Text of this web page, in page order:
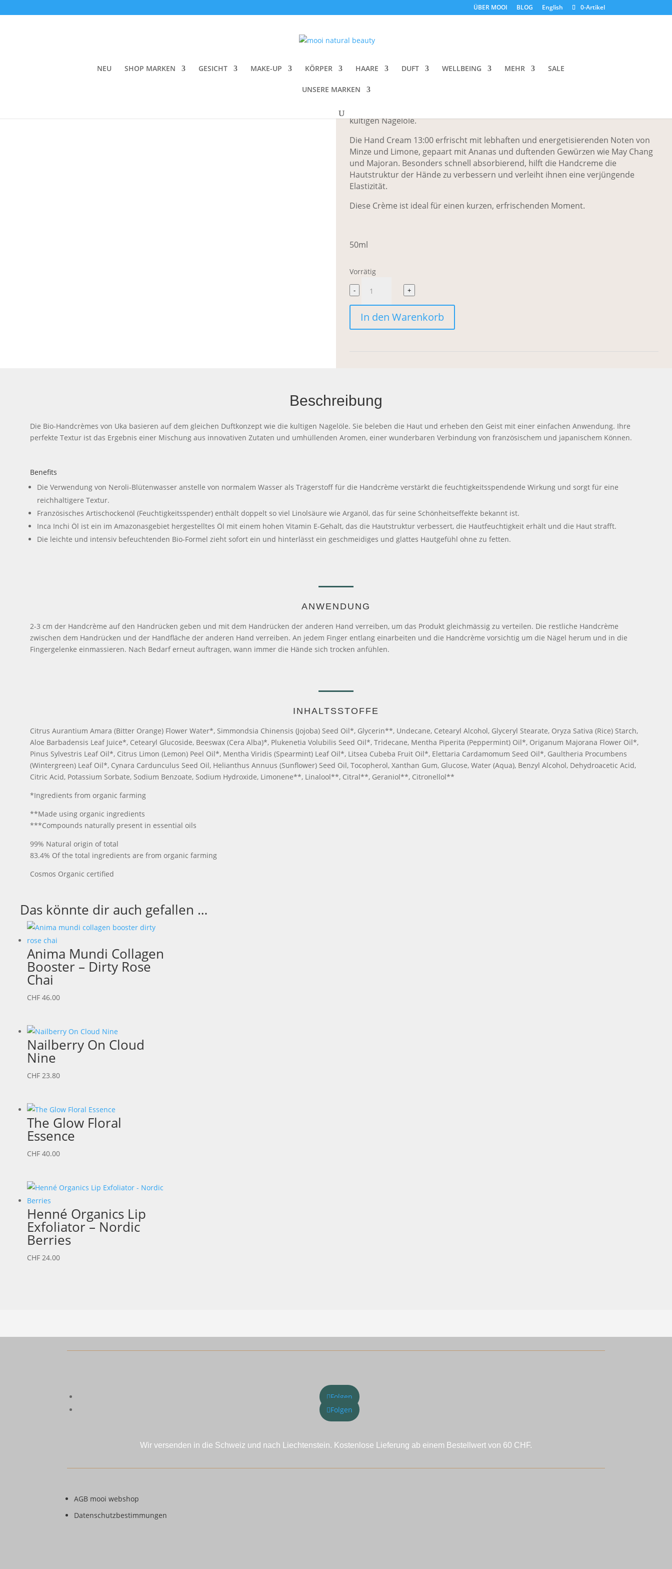
ÜBER MOOI BLOG English 0-Artikel
NEU SHOP MARKEN GESICHT MAKE-UP KÖRPER HAARE DUFT WELLBEING MEHR SALE
UNSERE MARKEN
uka Hand Cream 13:00
kultigen Nagelöle.
Die Hand Cream 13:00 erfrischt mit lebhaften und energetisierenden Noten von
Minze und Limone, gepaart mit Ananas und duftenden Gewürzen wie May Chang
und Majoran. Besonders schnell absorbierend, hilft die Handcreme die
Hautstruktur der Hände zu verbessern und verleiht ihnen eine verjüngende
Elastizität.
Diese Crème ist ideal für einen kurzen, erfrischenden Moment.
50ml
Vorrätig
uka
Hand
Cream
- +
In den Warenkorb
Beschreibung
Die Bio-Handcrèmes von Uka basieren auf dem gleichen Duftkonzept wie die kultigen Nagelöle. Sie beleben die Haut und erheben den Geist mit einer einfachen Anwendung. Ihre
perfekte Textur ist das Ergebnis einer Mischung aus innovativen Zutaten und umhüllenden Aromen, einer wunderbaren Verbindung von französischem und japanischem Können.
Benefits
Die Verwendung von Neroli-Blütenwasser anstelle von normalem Wasser als Trägerstoff für die Handcrème verstärkt die feuchtigkeitsspendende Wirkung und sorgt für eine
reichhaltigere Textur.
Französisches Artischockenöl (Feuchtigkeitsspender) enthält doppelt so viel Linolsäure wie Arganöl, das für seine Schönheitseffekte bekannt ist.
Inca Inchi Öl ist ein im Amazonasgebiet hergestelltes Öl mit einem hohen Vitamin E-Gehalt, das die Hautstruktur verbessert, die Hautfeuchtigkeit erhält und die Haut strafft.
Die leichte und intensiv befeuchtenden Bio-Formel zieht sofort ein und hinterlässt ein geschmeidiges und glattes Hautgefühl ohne zu fetten.
ANWENDUNG
2-3 cm der Handcrème auf den Handrücken geben und mit dem Handrücken der anderen Hand verreiben, um das Produkt gleichmässig zu verteilen. Die restliche Handcrème
zwischen dem Handrücken und der Handfläche der anderen Hand verreiben. An jedem Finger entlang einarbeiten und die Handcrème vorsichtig um die Nägel herum und in die
Fingergelenke einmassieren. Nach Bedarf erneut auftragen, wann immer die Hände sich trocken anfühlen.
INHALTSSTOFFE
Citrus Aurantium Amara (Bitter Orange) Flower Water*, Simmondsia Chinensis (Jojoba) Seed Oil*, Glycerin**, Undecane, Cetearyl Alcohol, Glyceryl Stearate, Oryza Sativa (Rice) Starch,
Aloe Barbadensis Leaf Juice*, Cetearyl Glucoside, Beeswax (Cera Alba)*, Plukenetia Volubilis Seed Oil*, Tridecane, Mentha Piperita (Peppermint) Oil*, Origanum Majorana Flower Oil*,
Pinus Sylvestris Leaf Oil*, Citrus Limon (Lemon) Peel Oil*, Mentha Viridis (Spearmint) Leaf Oil*, Litsea Cubeba Fruit Oil*, Elettaria Cardamomum Seed Oil*, Gaultheria Procumbens
(Wintergreen) Leaf Oil*, Cynara Cardunculus Seed Oil, Helianthus Annuus (Sunflower) Seed Oil, Tocopherol, Xanthan Gum, Glucose, Water (Aqua), Benzyl Alcohol, Dehydroacetic Acid,
Citric Acid, Potassium Sorbate, Sodium Benzoate, Sodium Hydroxide, Limonene**, Linalool**, Citral**, Geraniol**, Citronellol**
*Ingredients from organic farming
**Made using organic ingredients
***Compounds naturally present in essential oils
99% Natural origin of total
83.4% Of the total ingredients are from organic farming
Cosmos Organic certified
Das könnte dir auch gefallen …
Anima Mundi Collagen
Booster – Dirty Rose
Chai
CHF 46.00
Nailberry On Cloud
Nine
CHF 23.80
The Glow Floral
Essence
CHF 40.00
Henné Organics Lip
Exfoliator – Nordic
Berries
CHF 24.00
Folgen
Folgen
Wir versenden in die Schweiz und nach Liechtenstein. Kostenlose Lieferung ab einem Bestellwert von 60 CHF.
AGB mooi webshop
Datenschutzbestimmungen